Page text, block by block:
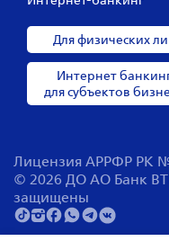
Для физических
Интернет
для субъектов
Лицензия АРРФР РК №
© 2026 ДО АО Банк
защищены